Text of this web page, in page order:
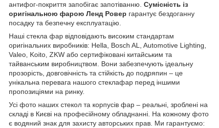
антифог-покриття запобігає запотіванню. Сумісність із
оригінальною фарою Ленд Ровер гарантує бездоганну
посадку та безпечну експлуатацію.
Наші стекла фар відповідають високим стандартам
оригінальних виробників: Hella, Bosch AL, Automotive Lighting,
Valeo, Koito, ZKW або сертифіковані китайським та
тайванським виробництвом. Вони забезпечують ідеальну
прозорість, довговічність та стійкість до подряпин – це
унікальна перевага нашого стеклафар перед іншими
пропозиціями на ринку.
Усі фото наших стекол та корпусів фар – реальні, зроблені на
складі в Києві на професійному обладнанні. На кожному фото
є водяний знак для захисту авторських прав. Ми гарантуємо: